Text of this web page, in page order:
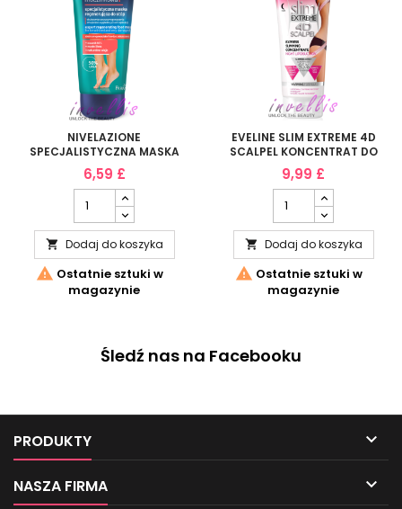
NIVELAZIONE
SPECJALISTYCZNA MASKA
MOCZNIKOWA
REGENERACJA DLA STOP
75G
6,59 £
 Dodaj do koszyka
 Ostatnie sztuki w
magazynie
EVELINE SLIM EXTREME 4D
SCALPEL KONCENTRAT DO
CIALA EKSPRESOWO
WYSZCZUPLAJACY 250ML
9,99 £
 Dodaj do koszyka
 Ostatnie sztuki w
magazynie
Śledź nas na Facebooku
PRODUKTY 
NASZA FIRMA 